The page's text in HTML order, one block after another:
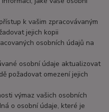
k vašim zpracovávaným
jejich kopii
osobních údajů na
osobní údaje aktualizovat
požadovat omezení jejich
výmaz vašich osobních
o osobní údaje, které je